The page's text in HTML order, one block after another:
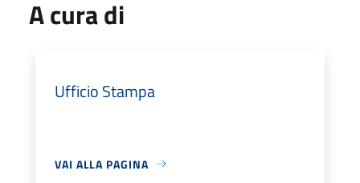
A cura di
Ufficio Stampa
VAI ALLA PAGINA